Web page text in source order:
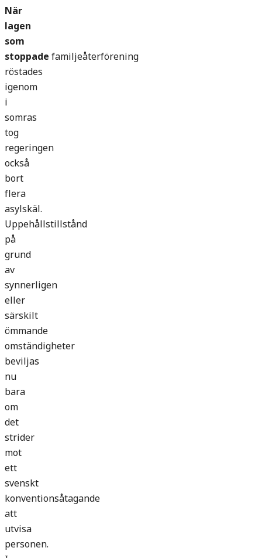
När
lagen
som
stoppadefamiljeåterförening
röstades
igenom
i
somras
tog
regeringen
också
bort
flera
asylskäl.
Uppehållstillstånd
på
grund
av
synnerligen
eller
särskilt
ömmande
omständigheter
beviljas
nu
bara
om
det
strider
mot
ett
svenskt
konventionsåtagande
att
utvisa
personen.